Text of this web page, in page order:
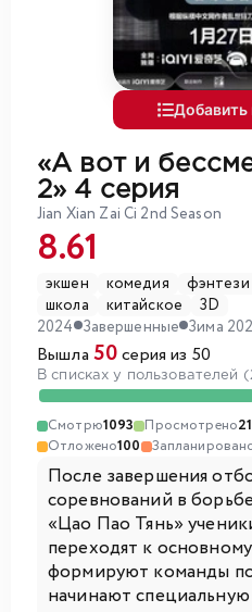
Добавить
«А вот и
2» 4 серия
Jian Xian Zai Ci 2nd Season
8.61
экшен комедия фэнтези
школа
китайское
3D
2024 Завершенные Зима
Вышла 50серия из 50
В списках у пользователей
Смотрю1093 Просмотрено
Отложено100
После завершения
соревнований в
«Цао Пао Тянь»
переходят к
формируют команды
начинают специальную